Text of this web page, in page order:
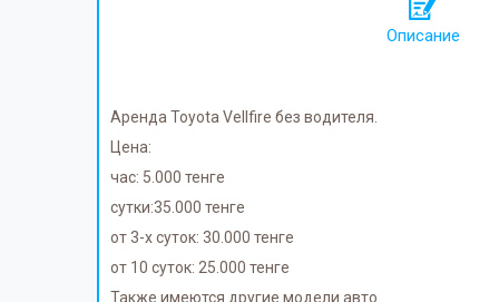
Описание
Аренда Toyota Vellfire без водителя.
Цена:
час: 5.000 тенге
сутки:35.000 тенге
от 3-х суток: 30.000 тенге
от 10 суток: 25.000 тенге
Также имеются другие модели авто.